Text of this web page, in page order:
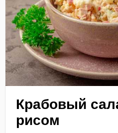
Крабовый
рисом